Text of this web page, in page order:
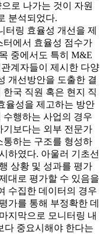
로 나가는 것이 자원
분석되었다.
링 효율성 개선을 제
터에서 효율성 점수가
중에서도 특히 M&E
계자들이 제시한 다양
개선방안을 도출한 결
국 직원 혹은 현지 직
율성을 제고하는 방안
수행하는 사업의 경우
기보다는 외부 전문가
통하는 구조를 형성하
하였다. 아울러 기초선
상황 및 성과를 평가
대로 평가할 수 있음을
수집한 데이터의 경우
가를 통해 부정확한 데
지막으로 모니터링 내
다 중요시해야 한다는